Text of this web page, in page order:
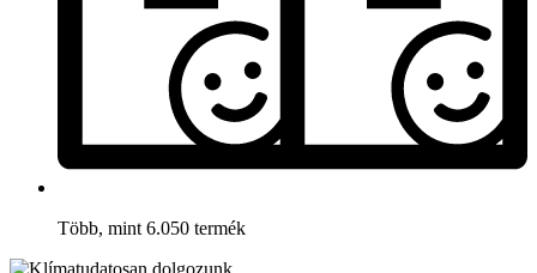
Több, mint 6.050 termék